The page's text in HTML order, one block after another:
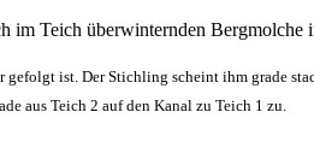
im Teich überwinternden Bergmolche
ist. Der Stichling scheint ihm grade
aus Teich 2 auf den Kanal zu Teich 1 zu.